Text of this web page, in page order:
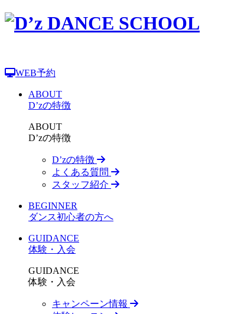
WEB予約
ABOUT
D’zの特徴
ABOUT
D’zの特徴
D’zの特徴
よくある質問
スタッフ紹介
BEGINNER
ダンス初心者の方へ
GUIDANCE
体験・入会
GUIDANCE
体験・入会
キャンペーン情報